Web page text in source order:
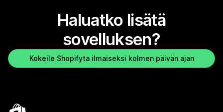
Haluatko lisätä
sovelluksen?
Kokeile Shopifyta ilmaiseksi kolmen päivän ajan